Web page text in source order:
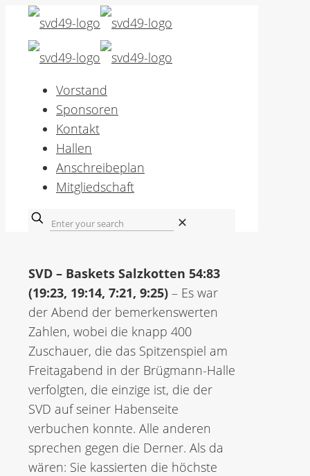
Vorstand
Sponsoren
Kontakt
Hallen
Anschreibeplan
Mitgliedschaft
✕
SVD – Baskets Salzkotten 54:83
(19:23, 19:14, 7:21, 9:25) – Es war
der Abend der bemerkenswerten
Zahlen, wobei die knapp 400
Zuschauer, die das Spitzenspiel am
Freitagabend in der Brügmann-Halle
verfolgten, die einzige ist, die der
SVD auf seiner Habenseite
verbuchen konnte. Alle anderen
sprechen gegen die Derner. Als da
wären: Sie kassierten die höchste